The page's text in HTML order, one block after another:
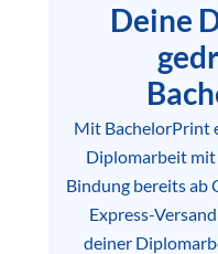
Deine
Mit BachelorPrint
Diplomarbeit
Bindung bereits ab
Express-
deiner